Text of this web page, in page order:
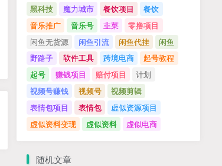
快手星火计划项目玩法，零门槛，单视频收益5000+，保姆级教程
黑科技 魔力城市 餐饮项目
餐饮
音乐推广
音乐号 韭菜
零撸项目
闲鱼无货源
闲鱼引流 闲鱼代挂
闲鱼
野路子
软件工具 跨境电商
起号教程
起号
赚钱项目 赔付项目
计划
视频号赚钱
视频号
视频剪辑
表情包项目
表情包
虚似资源项目
虚似资料变现
虚似资料 虚似电商
随机文章